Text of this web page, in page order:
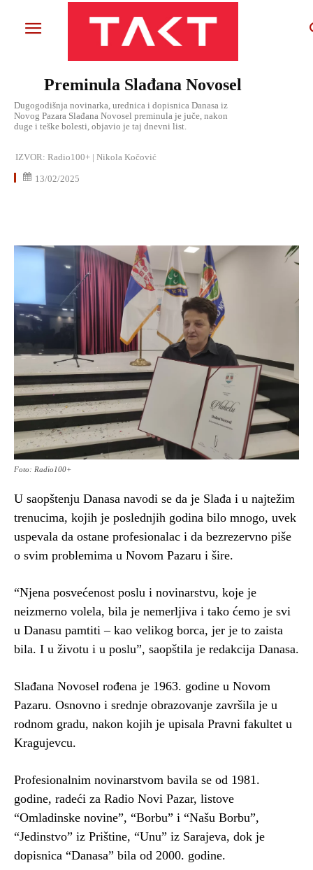
Preminula Slađana Novosel
Dugogodišnja novinarka, urednica i dopisnica Danasa iz
Novog Pazara Slađana Novosel preminula je juče, nakon
duge i teške bolesti, objavio je taj dnevni list.
IZVOR: Radio100+ | Nikola Kočović
13/02/2025
Foto: Radio100+
U saopštenju Danasa navodi se da je Slađa i u najtežim
trenucima, kojih je poslednjih godina bilo mnogo, uvek
uspevala da ostane profesionalac i da bezrezervno piše
o svim problemima u Novom Pazaru i šire.
“Njena posvećenost poslu i novinarstvu, koje je
neizmerno volela, bila je nemerljiva i tako ćemo je svi
u Danasu pamtiti – kao velikog borca, jer je to zaista
bila. I u životu i u poslu”, saopštila je redakcija Danasa.
Slađana Novosel rođena je 1963. godine u Novom
Pazaru. Osnovno i srednje obrazovanje završila je u
rodnom gradu, nakon kojih je upisala Pravni fakultet u
Kragujevcu.
Profesionalnim novinarstvom bavila se od 1981.
godine, radeći za Radio Novi Pazar, listove
“Omladinske novine”, “Borbu” i “Našu Borbu”,
“Jedinstvo” iz Prištine, “Unu” iz Sarajeva, dok je
dopisnica “Danasa” bila od 2000. godine.